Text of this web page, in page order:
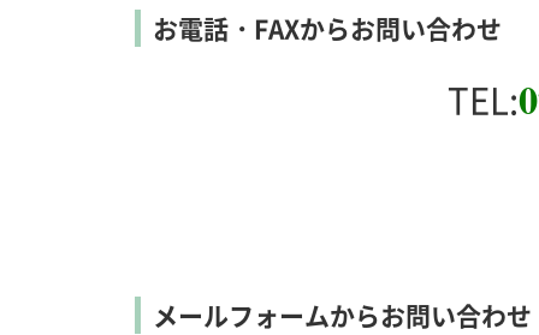
お電話・FAXからお問い合わせ
TEL:
メールフォームからお問い合わせ